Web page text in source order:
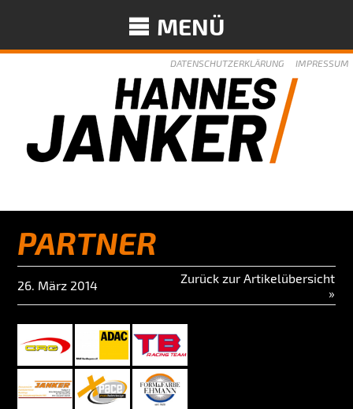
MENÜ
DATENSCHUTZERKLÄRUNG IMPRESSUM
PARTNER
26. März 2014
Zurück zur Artikelübersicht
»